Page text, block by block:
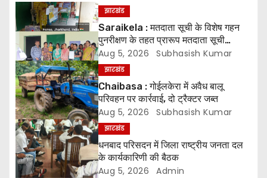
n
a
v
i
g
a
t
झारखंड
Saraikela : मतदाता सूची के विशेष गहन
पुनरीक्षण के तहत प्रारूप मतदाता सूची
प्रकाशित* *05 अगस्त से 04 सितंबर तक
दावे एवं आपत्तियां होंगी स्वीकार, 07 अक्टूबर
को जारी होगी अंतिम मतदाता सूची
Aug 5, 2026 Subhasish Kumar
झारखंड
Chaibasa : गोईलकेरा में अवैध बालू
परिवहन पर कार्रवाई, दो ट्रैक्टर जब्त
Aug 5, 2026 Subhasish Kumar
झारखंड
धनबाद परिसदन में जिला राष्ट्रीय जनता दल
के कार्यकारिणी की बैठक
Aug 5, 2026 Admin